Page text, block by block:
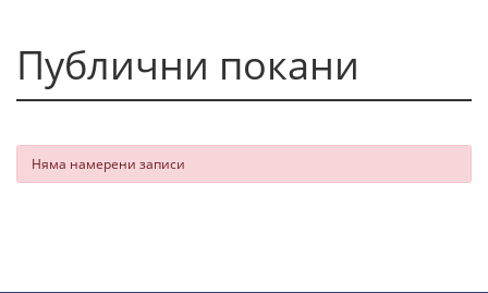
Публични покани
Няма намерени записи